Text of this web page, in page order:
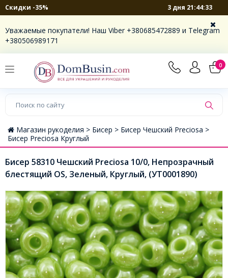
Скидки -35% 3 дня 21:44:32
Уважаемые покупатели! Наш Viber +380685472889 и Telegram
+380506989171
0
Магазин рукоделия > Бисер > Бисер Чешский Preciosa >
Бисер Preciosa Круглый
Бисер 58310 Чешский Preciosa 10/0, Непрозрачный
блестящий OS, Зеленый, Круглый, (УТ0001890)